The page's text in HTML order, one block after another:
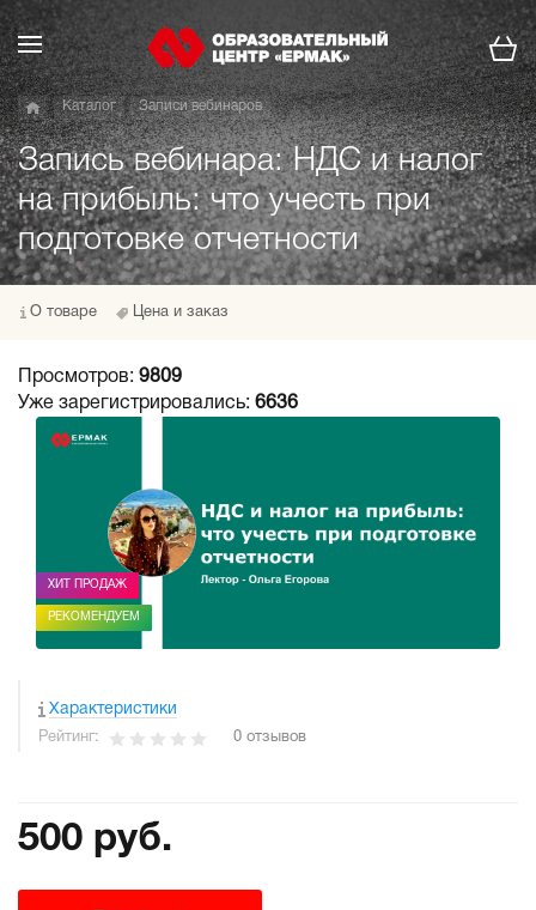
Каталог Записи вебинаров
Запись вебинара: НДС и налог
на прибыль: что учесть при
подготовке отчетности
О товаре Цена и заказ
Просмотров: 9809
Уже зарегистрировались: 6636
ХИТ ПРОДАЖ
РЕКОМЕНДУЕМ
Характеристики
Рейтинг: 0 отзывов
500 руб.